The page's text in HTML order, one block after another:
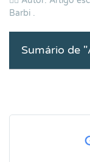
Barbi .
Sumário de